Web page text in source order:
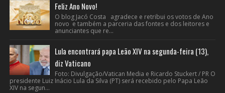
Feliz Ano Novo!
O blog Jacó Costa agradece e retribui os votos de Ano
novo e também a parceria das fontes e dos leitores e
anunciantes que re...
Lula encontrará papa Leão XIV na segunda-feira (13),
diz Vaticano
Foto: Divulgação/Vatican Media e Ricardo Stuckert / PR O
presidente Luiz Inácio Lula da Silva (PT) será recebido pelo Papa Leão
XIV na segun...